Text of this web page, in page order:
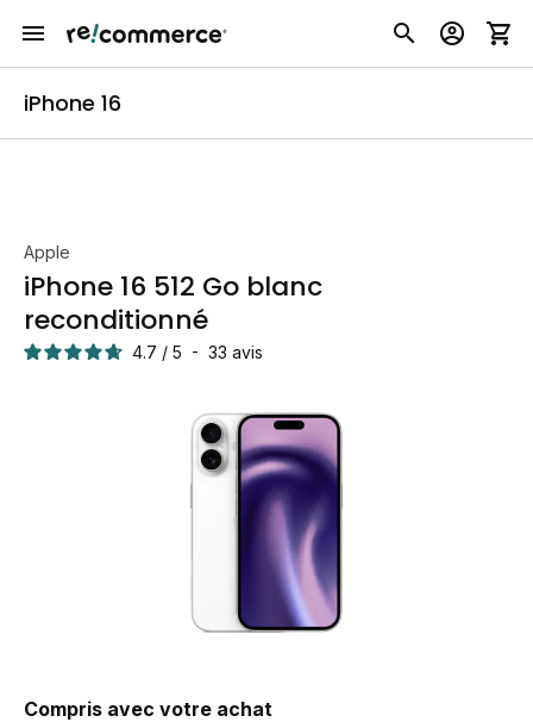
iPhone 16
Apple
iPhone 16 512 Go blanc
reconditionné
4.7 / 5 - 33 avis
Compris avec votre achat